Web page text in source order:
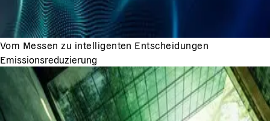
Vom Messen zu intelligenten Entscheidungen
Emissionsreduzierung